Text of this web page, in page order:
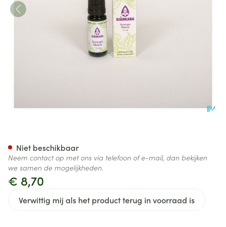
€ 8,70
Verwittig mij als het product terug in voorraad is
Niet beschikbaar
Neem contact op met ons via telefoon of e-mail, dan bekijken
we samen de mogelijkheden.